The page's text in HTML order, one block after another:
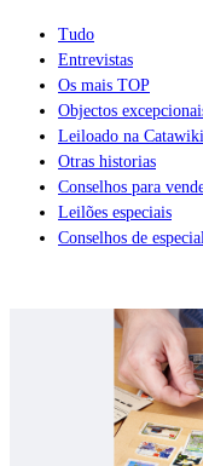
Tudo
Entrevistas
Os mais TOP
Objectos
Leiloado na Catawiki
Otras historias
Conselhos para
Leilões especiais
Conselhos de